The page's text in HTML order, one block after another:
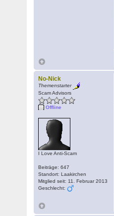
No-Nick
Themenstarter
Scam Advisors
Offline
I Love Anti-Scam
Beiträge: 647
Standort: Laakirchen
Mitglied seit: 11. Februar 2013
Geschlecht: